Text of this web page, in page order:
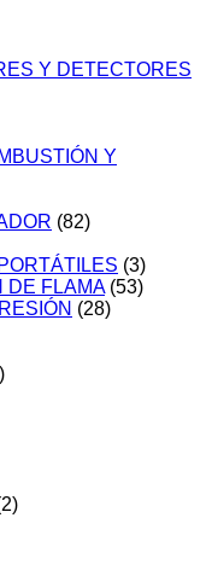
Y DETECTORES
Y
(82)
(3)
DE FLAMA (53)
(28)